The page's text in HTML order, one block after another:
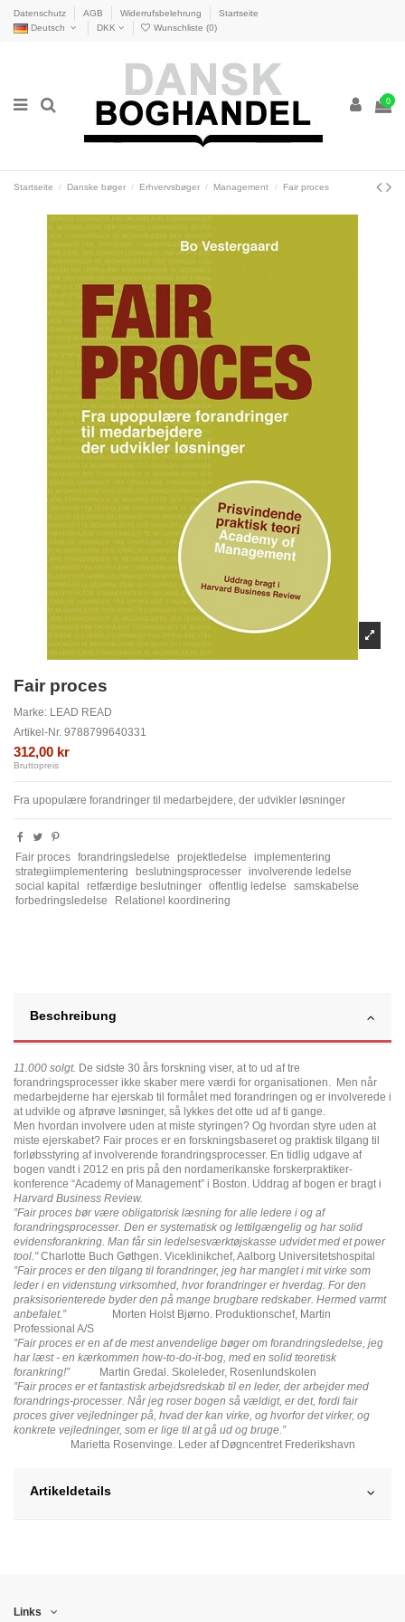
Datenschutz AGB Widerrufsbelehrung
Startseite
Deutsch
DKK Wunschliste (0)
0
Startseite Danske bøger Erhvervsbøger Management Fair proces
Fair proces
Marke: LEAD READ
Artikel-Nr. 9788799640331
312,00 kr
Bruttopreis
Fra upopulære forandringer til medarbejdere, der udvikler løsninger
Fair proces forandringsledelse projektledelse
implementering
strategiimplementering
beslutningsprocesser involverende ledelse
social kapital
retfærdige beslutninger offentlig ledelse
samskabelse
forbedringsledelse
Relationel koordinering
Beschreibung
11.000 solgt. De sidste 30 års forskning viser, at to ud af tre
forandringsprocesser ikke skaber mere værdi for organisationen. Men når
medarbejderne har ejerskab til formålet med forandringen og er involverede i
at udvikle og afprøve løsninger, så lykkes det otte ud af ti gange.
Men hvordan involvere uden at miste styringen? Og hvordan styre uden at
miste ejerskabet? Fair proces er en forskningsbaseret og praktisk tilgang til
forløbsstyring af involverende forandringsprocesser. En tidlig udgave af
bogen vandt i 2012 en pris på den nordamerikanske forskerpraktiker-
konference “Academy of Management” i Boston. Uddrag af bogen er bragt i
Harvard Business Review.
”Fair proces bør være obligatorisk læsning for alle ledere i og af
forandringsprocesser. Den er systematisk og lettilgængelig og har solid
evidensforankring. Man får sin ledelsesværktøjskasse udvidet med et power
tool."Charlotte Buch Gøthgen. Viceklinikchef, Aalborg Universitetshospital
”Fair proces er den tilgang til forandringer, jeg har manglet i mit virke som
leder i en videnstung virksomhed, hvor forandringer er hverdag. For den
praksisorienterede byder den på mange brugbare redskaber. Hermed varmt
anbefalet.”
Morten Holst Bjørno. Produktionschef, Martin
Professional A/S
”Fair proces er en af de mest anvendelige bøger om forandringsledelse, jeg
har læst - en kærkommen how-to-do-it-bog, med en solid teoretisk
forankring!”
Martin Gredal. Skoleleder, Rosenlundskolen
”Fair proces er et fantastisk arbejdsredskab til en leder, der arbejder med
forandrings-processer. Når jeg roser bogen så vældigt, er det, fordi fair
proces giver vejledninger på, hvad der kan virke, og hvorfor det virker, og
konkrete vejledninger, som er lige til at gå ud og bruge.”
Marietta Rosenvinge. Leder af Døgncentret Frederikshavn
Artikeldetails
Links